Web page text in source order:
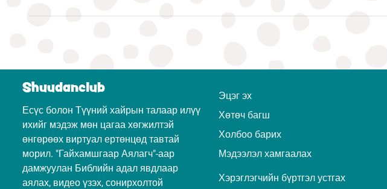
Shuudanclub
Есүс болон Түүний хайрын талаар илүү
ихийг мэдэж мөн цагаа хөгжилтэй
өнгөрөөх виртуал ертөнцөд тавтай
морил. "Гайхамшгаар Аялагч"-аар
дамжуулан Библийн адал явдлаар
аялах, видео үзэх, сонирхолтой
Эцэг эх
Хөтөч багш
Холбоо барих
Мэдээлэл хамгаалах
Хэрэглэгчийн бүртгэл устгах